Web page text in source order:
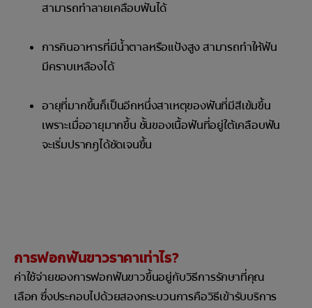
สามารถทำลายเคลือบฟันได้
การกินอาหารที่มีน้ำตาลหรือแป้งสูง สามารถทำให้ฟัน
มีคราบเหลืองได้
อายุที่มากขึ้นก็เป็นอีกหนึ่งสาเหตุของฟันที่มีสีเข้มขึ้น
เพราะเมื่ออายุมากขึ้น ชั้นของเนื้อฟันที่อยู่ใต้เคลือบฟัน
จะเริ่มปรากฎได้ชัดเจนขึ้น
การฟอกฟันขาวราคาเท่าไร?
ค่าใช้จ่ายของการฟอกฟันขาวขึ้นอยู่กับวิธีการรักษาที่คุณ
เลือก ซึ่งประกอบไปด้วยสองกระบวนการคือวิธีเข้ารับบริการ